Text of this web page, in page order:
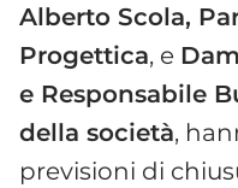
Alberto Scola,
Progettica, e
e Responsabile
della società,
previsioni di